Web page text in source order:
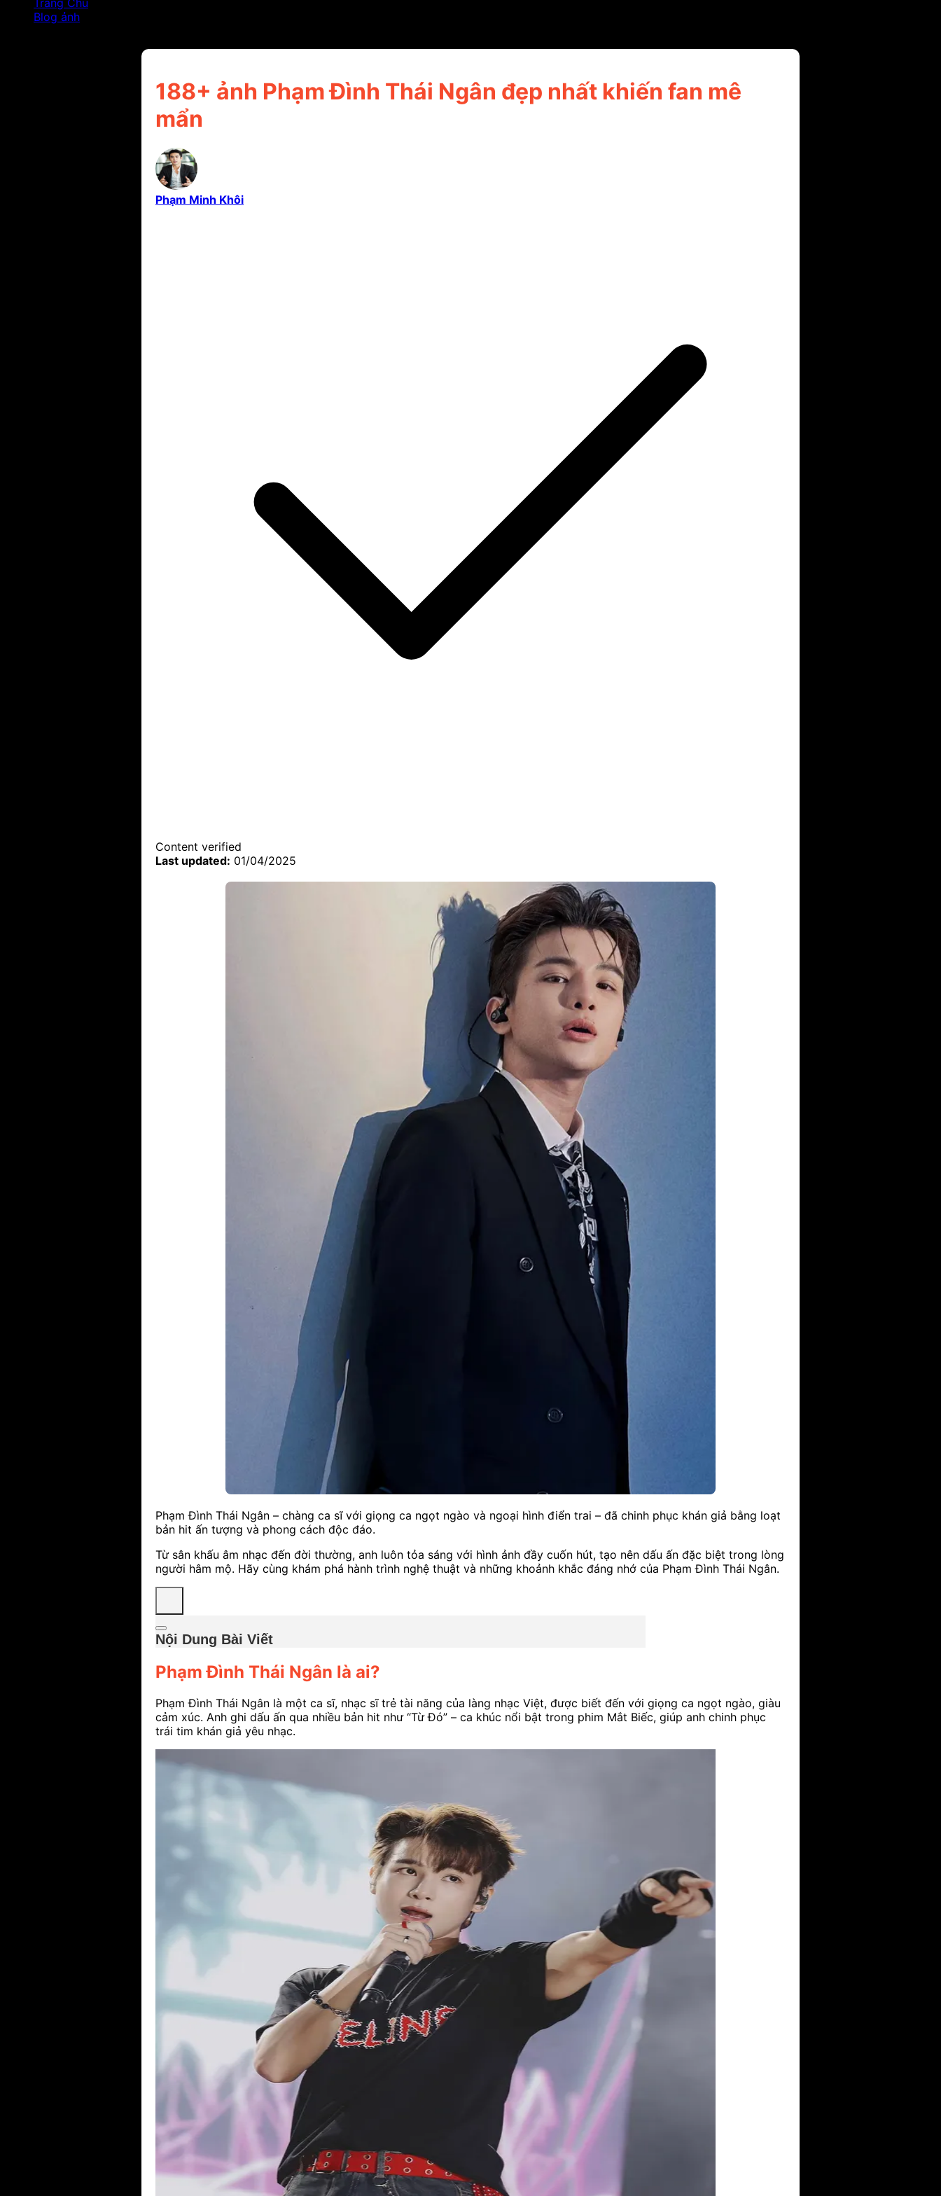
Trang Chủ
Blog ảnh
188+ ảnh Phạm Đình Thái Ngân đẹp nhất khiến fan mê
mẩn
Phạm Minh Khôi
Content verified
Last updated: 01/04/2025
Phạm Đình Thái Ngân – chàng ca sĩ với giọng ca ngọt ngào và ngoại hình điển trai – đã chinh phục khán giả bằng loạt
bản hit ấn tượng và phong cách độc đáo.
Từ sân khấu âm nhạc đến đời thường, anh luôn tỏa sáng với hình ảnh đầy cuốn hút, tạo nên dấu ấn đặc biệt trong lòng
người hâm mộ. Hãy cùng khám phá hành trình nghệ thuật và những khoảnh khắc đáng nhớ của Phạm Đình Thái Ngân.
Nội Dung Bài Viết
Phạm Đình Thái Ngân là ai?
Phạm Đình Thái Ngân là một ca sĩ, nhạc sĩ trẻ tài năng của làng nhạc Việt, được biết đến với giọng ca ngọt ngào, giàu
cảm xúc. Anh ghi dấu ấn qua nhiều bản hit như “Từ Đó” – ca khúc nổi bật trong phim Mắt Biếc, giúp anh chinh phục
trái tim khán giả yêu nhạc.